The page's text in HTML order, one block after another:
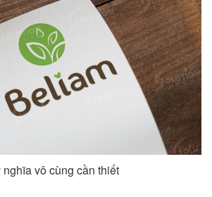
vô cùng cần thiết